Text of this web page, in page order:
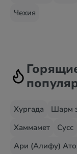
Чехия
Хургада Шарм
Хаммамет
Сусс
Ари (Алифу)